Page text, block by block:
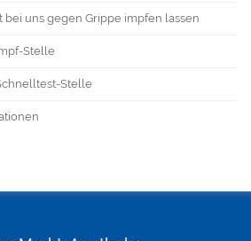
bei uns gegen Grippe impfen lassen
Stelle
Stelle